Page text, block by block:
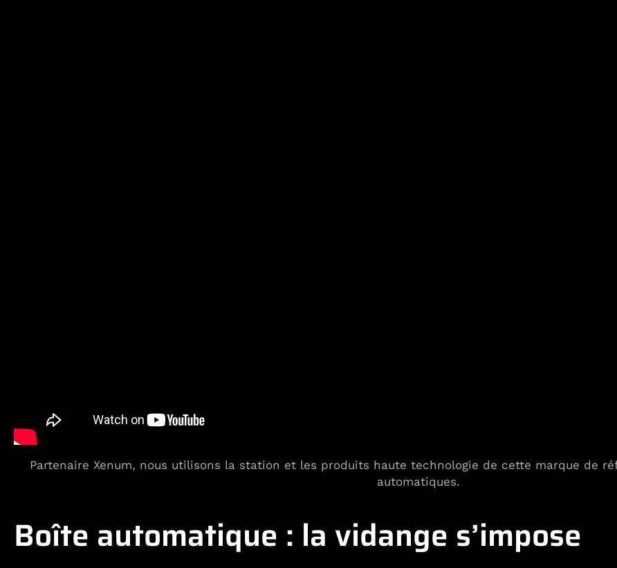
Partenaire Xenum, nous utilisons la station et les produits haute technologie de cette marque de
automatiques.
Boîte automatique : la vidange s’impose